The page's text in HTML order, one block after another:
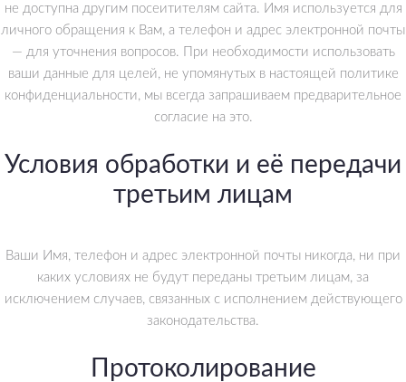
не доступна другим посеитителям сайта. Имя используется для
личного обращения к Вам, а телефон и адрес электронной почты
— для уточнения вопросов. При необходимости использовать
ваши данные для целей, не упомянутых в настоящей политике
конфиденциальности, мы всегда запрашиваем предварительное
согласие на это.
Условия обработки и её передачи
третьим лицам
Ваши Имя, телефон и адрес электронной почты никогда, ни при
каких условиях не будут переданы третьим лицам, за
исключением случаев, связанных с исполнением действующего
законодательства.
Протоколирование